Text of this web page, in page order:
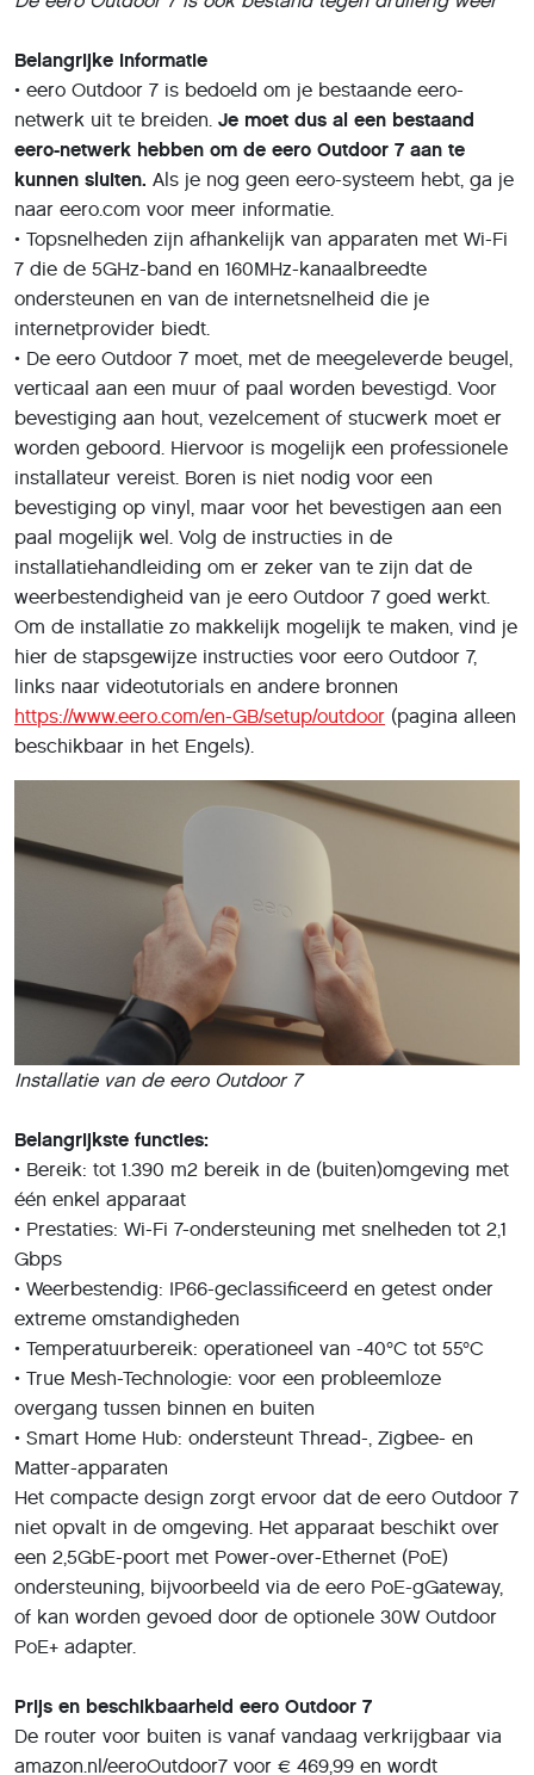
Belangrijke informatie
• eero Outdoor 7 is bedoeld om je bestaande eero-
netwerk uit te breiden. Je moet dus al een bestaand
eero-netwerk hebben om de eero Outdoor 7 aan te
kunnen sluiten. Als je nog geen eero-systeem hebt, ga je
naar eero.com voor meer informatie.
• Topsnelheden zijn afhankelijk van apparaten met Wi-Fi
7 die de 5GHz-band en 160MHz-kanaalbreedte
ondersteunen en van de internetsnelheid die je
internetprovider biedt.
• De eero Outdoor 7 moet, met de meegeleverde beugel,
verticaal aan een muur of paal worden bevestigd. Voor
bevestiging aan hout, vezelcement of stucwerk moet er
worden geboord. Hiervoor is mogelijk een professionele
installateur vereist. Boren is niet nodig voor een
bevestiging op vinyl, maar voor het bevestigen aan een
paal mogelijk wel. Volg de instructies in de
installatiehandleiding om er zeker van te zijn dat de
weerbestendigheid van je eero Outdoor 7 goed werkt.
Om de installatie zo makkelijk mogelijk te maken, vind je
hier de stapsgewijze instructies voor eero Outdoor 7,
links naar videotutorials en andere bronnen
https://www.eero.com/en-GB/setup/outdoor (pagina alleen
beschikbaar in het Engels).
Installatie van de eero Outdoor 7
Belangrijkste functies:
• Bereik: tot 1.390 m2 bereik in de (buiten)omgeving met
één enkel apparaat
• Prestaties: Wi-Fi 7-ondersteuning met snelheden tot 2,1
Gbps
• Weerbestendig: IP66-geclassificeerd en getest onder
extreme omstandigheden
• Temperatuurbereik: operationeel van -40°C tot 55°C
• True Mesh-Technologie: voor een probleemloze
overgang tussen binnen en buiten
• Smart Home Hub: ondersteunt Thread-, Zigbee- en
Matter-apparaten
Het compacte design zorgt ervoor dat de eero Outdoor 7
niet opvalt in de omgeving. Het apparaat beschikt over
een 2,5GbE-poort met Power-over-Ethernet (PoE)
ondersteuning, bijvoorbeeld via de eero PoE-gGateway,
of kan worden gevoed door de optionele 30W Outdoor
PoE+ adapter.
Prijs en beschikbaarheid eero Outdoor 7
De router voor buiten is vanaf vandaag verkrijgbaar via
amazon.nl/eeroOutdoor7 voor € 469,99 en wordt